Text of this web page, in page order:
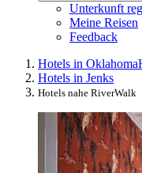
Unterkunft
Meine Reisen
Feedback
Hotels in Oklahoma
Hotels in Jenks
Hotels nahe RiverWalk